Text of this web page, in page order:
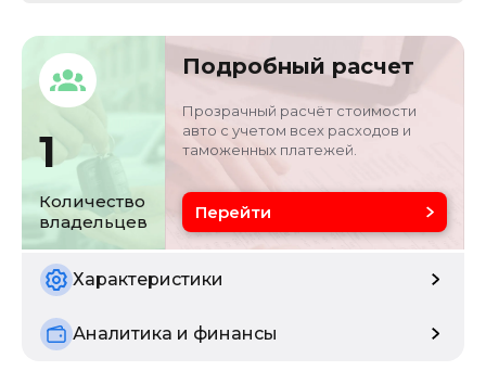
Кузов
седан
WAU9GCF23RN0236
Объём двигателя
3 л
Цвет
Состояние
б/у
1
Количество
владельцев
Подробный расчет
Прозрачный расчёт стоимости
авто с учетом всех расходов и
таможенных платежей.
Перейти
Характеристики
Аналитика и финансы